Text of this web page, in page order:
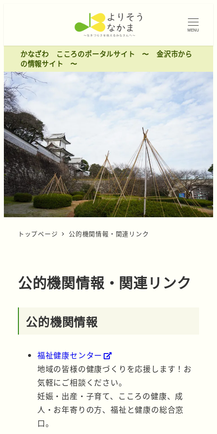
MENU
かなざわ こころのポータルサイト 〜 金沢市から
の情報サイト 〜
トップページ 公的機関情報・関連リンク
公的機関情報・関連リンク
公的機関情報
福祉健康センター
地域の皆様の健康づくりを応援します！お
気軽にご相談ください。
妊娠・出産・子育て、こころの健康、成
人・お年寄りの方、福祉と健康の総合窓
口。